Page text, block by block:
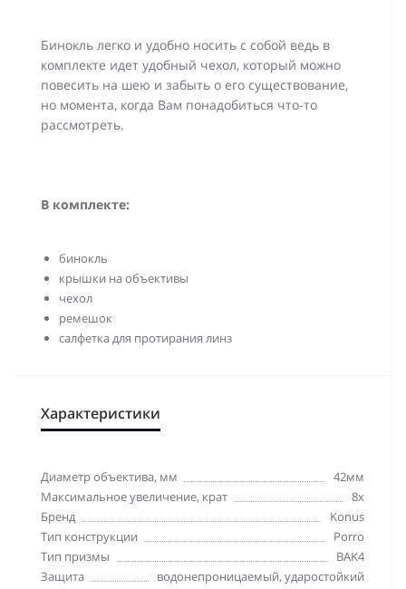
Бинокль легко и удобно носить с собой ведь в
комплекте идет удобный чехол, который можно
повесить на шею и забыть о его существование,
но момента, когда Вам понадобиться что-то
рассмотреть.
В комплекте:
бинокль
крышки на объективы
чехол
ремешок
салфетка для протирания линз
Характеристики
Диаметр объектива, мм
42мм
Максимальное увеличение, крат
8x
Бренд
Konus
Тип конструкции
Porro
Тип призмы
BAK4
Защита
водонепроницаемый, ударостойкий